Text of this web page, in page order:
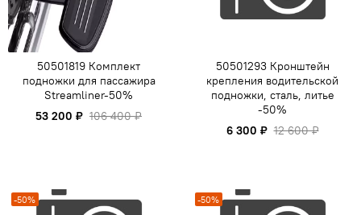
50501819 Комплект
подножки для пассажира
Streamliner-50%
53 200 ₽ 106 400 ₽
50501293 Кронштейн
крепления водительской
подножки, сталь, литье
-50%
6 300 ₽ 12 600 ₽
-50% -50%